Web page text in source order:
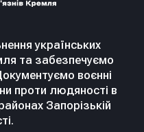
українських
та забезпечуємо
воєнні
проти людяності в
Запорізькій